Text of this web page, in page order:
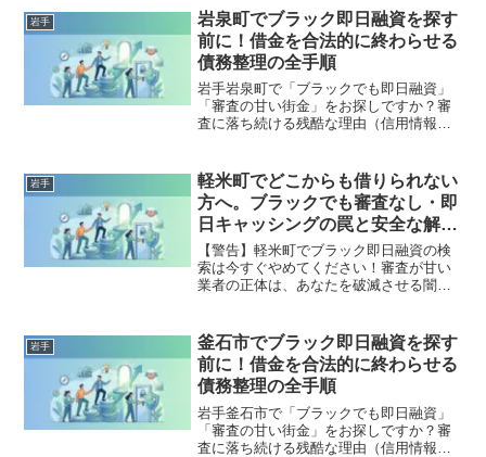
底解説。多重債務の地獄から抜け出し、
合法的に借金を減額・免除する「債務整
理」の正しい知識と、今すぐ督促を止め
る無料相談窓口をご案内します。
岩手
岩泉町でブラック即日融資を探す
前に！借金を合法的に終わらせる
債務整理の全手順
岩手岩泉町で「ブラックでも即日融資」
「審査の甘い街金」をお探しですか？審
査に落ち続ける残酷な理由（信用情報と
底解説。多重債務の地獄から抜け出し、
合法的に借金を減額・免除する「債務整
理」の正しい知識と、今すぐ督促を止め
る無料相談窓口をご案内します。
岩手
軽米町でどこからも借りられない
方へ。ブラックでも審査なし・即
日キャッシングの罠と安全な解決
策
【警告】軽米町でブラック即日融資の検
索は今すぐやめてください！審査が甘い
業者の正体は、あなたを破滅させる闇金
町で違法業者を避け、借金地獄から抜け
出した方々の実体験と確実な解決策を完
全公開。
岩手
釜石市でブラック即日融資を探す
前に！借金を合法的に終わらせる
債務整理の全手順
岩手釜石市で「ブラックでも即日融資」
「審査の甘い街金」をお探しですか？審
査に落ち続ける残酷な理由（信用情報と